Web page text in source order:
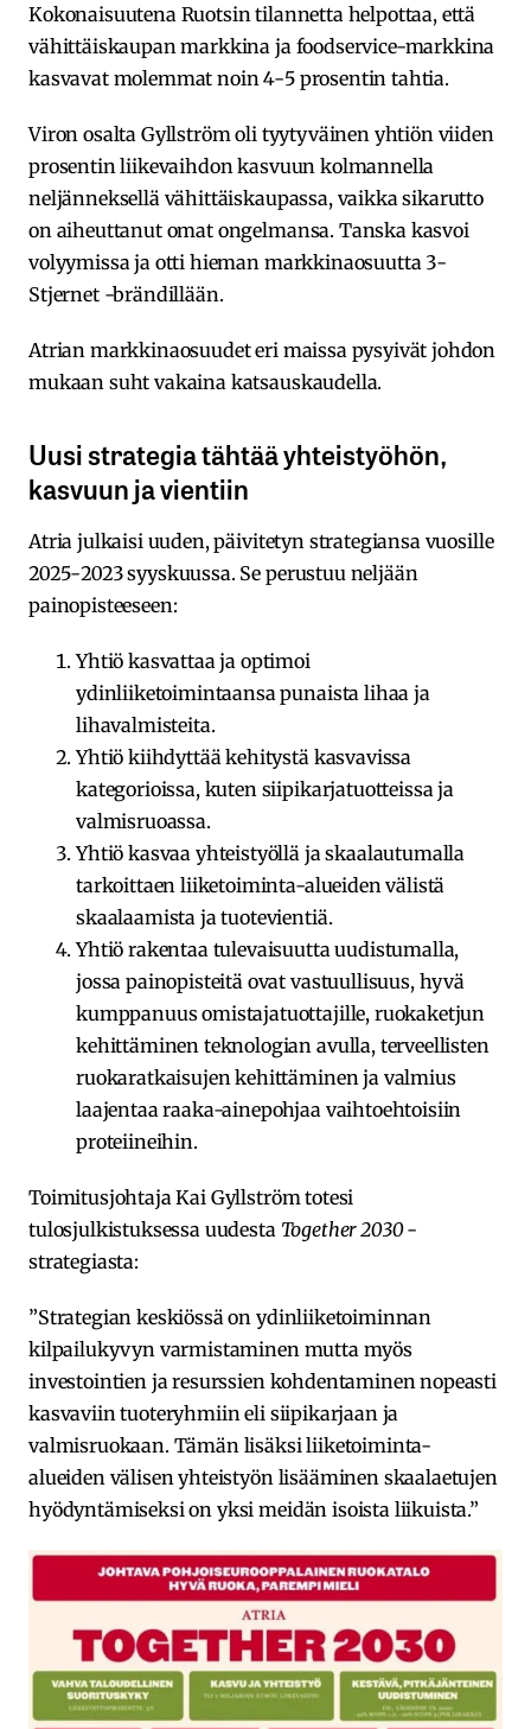
Kokonaisuutena Ruotsin tilannetta helpottaa, että
vähittäiskaupan markkina ja foodservice-markkina
kasvavat molemmat noin 4-5 prosentin tahtia.
Viron osalta Gyllström oli tyytyväinen yhtiön viiden
prosentin liikevaihdon kasvuun kolmannella
neljänneksellä vähittäiskaupassa, vaikka sikarutto
on aiheuttanut omat ongelmansa. Tanska kasvoi
volyymissa ja otti hieman markkinaosuutta 3-
Stjernet -brändillään.
Atrian markkinaosuudet eri maissa pysyivät johdon
mukaan suht vakaina katsauskaudella.
Uusi strategia tähtää yhteistyöhön,
kasvuun ja vientiin
Atria julkaisi uuden, päivitetyn strategiansa vuosille
2025-2023 syyskuussa. Se perustuu neljään
painopisteeseen:
Yhtiö kasvattaa ja optimoi
ydinliiketoimintaansa punaista lihaa ja
lihavalmisteita.
Yhtiö kiihdyttää kehitystä kasvavissa
kategorioissa, kuten siipikarjatuotteissa ja
valmisruoassa.
Yhtiö kasvaa yhteistyöllä ja skaalautumalla
tarkoittaen liiketoiminta-alueiden välistä
skaalaamista ja tuotevientiä.
Yhtiö rakentaa tulevaisuutta uudistumalla,
jossa painopisteitä ovat vastuullisuus, hyvä
kumppanuus omistajatuottajille, ruokaketjun
kehittäminen teknologian avulla, terveellisten
ruokaratkaisujen kehittäminen ja valmius
laajentaa raaka-ainepohjaa vaihtoehtoisiin
proteiineihin.
Toimitusjohtaja Kai Gyllström totesi
tulosjulkistuksessa uudesta Together 2030-
strategiasta:
”Strategian keskiössä on ydinliiketoiminnan
kilpailukyvyn varmistaminen mutta myös
investointien ja resurssien kohdentaminen nopeasti
kasvaviin tuoteryhmiin eli siipikarjaan ja
valmisruokaan. Tämän lisäksi liiketoiminta-
alueiden välisen yhteistyön lisääminen skaalaetujen
hyödyntämiseksi on yksi meidän isoista liikuista.”